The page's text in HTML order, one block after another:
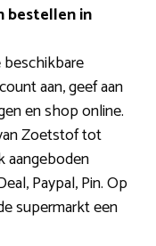
bestellen in
beschikbare
aan, geef aan
en shop online.
Zoetstof tot
aangeboden
Paypal, Pin. Op
supermarkt een